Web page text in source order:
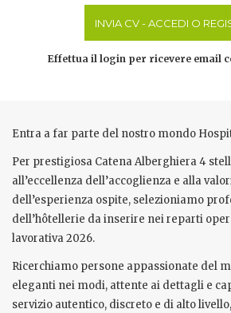
INVIA CV - ACCEDI O
Effettua il login per ricevere email
Entra a far parte del nostro mondo
Per prestigiosa Catena Alberghiera 4
all’eccellenza dell’accoglienza e alla
dell’esperienza ospite, selezioniamo
dell’hôtellerie da inserire nei reparti
lavorativa 2026.
Ricerchiamo persone appassionate del
eleganti nei modi, attente ai dettagli e
servizio autentico, discreto e di alto